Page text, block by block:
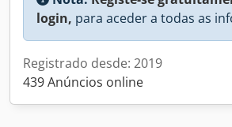
login, para aceder a todas as
Registrado desde: 2019
439 Anúncios online